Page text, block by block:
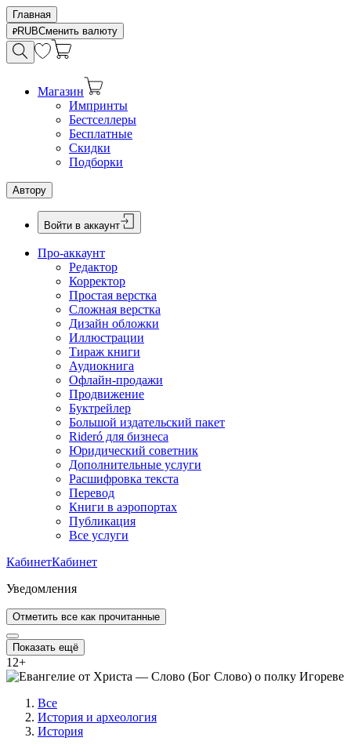
Главная
RUBСменить валюту
Магазин
Импринты
Бестселлеры
Бесплатные
Скидки
Подборки
Автору
Войти в аккаунт
Про-аккаунт
Редактор
Корректор
Простая верстка
Сложная верстка
Дизайн обложки
Иллюстрации
Тираж книги
Аудиокнига
Офлайн-продажи
Продвижение
Буктрейлер
Большой издательский пакет
Rideró для бизнеса
Юридический советник
Дополнительные услуги
Расшифровка текста
Перевод
Книги в аэропортах
Публикация
Все услуги
КабинетКабинет
Уведомления
Отметить все как прочитанные
Показать ещё
12+
Все
История и археология
История